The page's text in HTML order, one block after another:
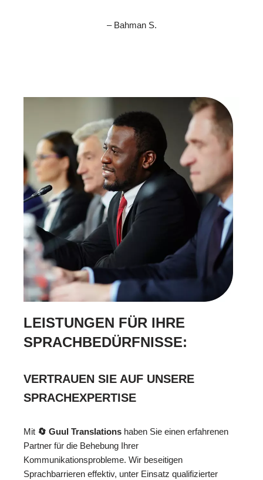
– Bahman S.
LEISTUNGEN FÜR IHRE
SPRACHBEDÜRFNISSE:
VERTRAUEN SIE AUF UNSERE
SPRACHEXPERTISE
Mit 🔄 Guul Translations haben Sie einen erfahrenen
Partner für die Behebung Ihrer
Kommunikationsprobleme. Wir beseitigen
Sprachbarrieren effektiv, unter Einsatz qualifizierter